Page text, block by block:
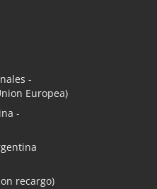
-
Europea)
-
recargo)